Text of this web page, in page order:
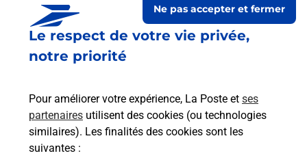
Le respect de votre vie privée,
notre priorité
Pour améliorer votre expérience, La Poste et ses
partenaires utilisent des cookies (ou technologies
similaires). Les finalités des cookies sont les
suivantes :
Ne pas accepter et fermer
Questions fréquemment
posées
La téléassistance classique avec
médaillon d’alarme qu’est ce que
c’est ?